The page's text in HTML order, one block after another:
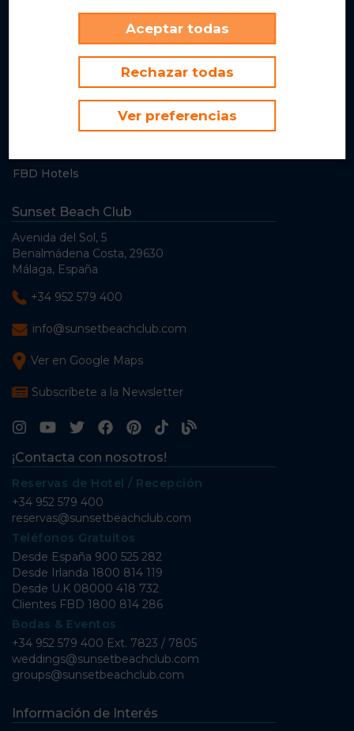
¿Qué tenemos esta semana?
Bares & Restaurantes
Galería de Videos
FBD Hotels
Sunset Beach Club
Avenida del Sol, 5
Benalmádena Costa, 29630
Málaga, España
+34 952 579 400
info@sunsetbeachclub.com
Ver en Google Maps
Subscríbete a la Newsletter
¡Contacta con nosotros!
Reservas de Hotel / Recepción
+34 952 579 400
reservas@sunsetbeachclub.com
Teléfonos Gratuitos
Desde España 900 525 282
Desde Irlanda 1800 814 119
Desde U.K 08000 418 732
Clientes FBD 1800 814 286
Bodas & Eventos
+34 952 579 400 Ext. 7823 / 7805
weddings@sunsetbeachclub.com
groups@sunsetbeachclub.com
Información de Interés
Aceptar todas
Rechazar todas
Ver preferencias